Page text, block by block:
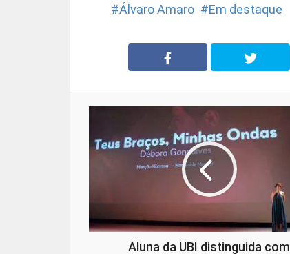
Álvaro Amaro Em destaque
Aluna da UBI distinguida com